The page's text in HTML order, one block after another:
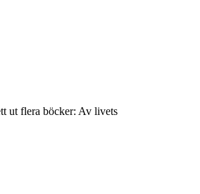
ut flera böcker: Av livets